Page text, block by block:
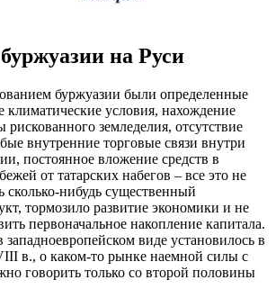
на Руси
буржуазии были определенные
условия, нахождение
земледелия, отсутствие
внутренние торговые связи внутри
постоянное вложение средств в
от татарских набегов – все это не
сколько-нибудь существенный
тормозило развитие экономики и не
первоначальное накопление капитала.
западноевропейском виде установилось в
в., о каком-то рынке наемной силы с
говорить только со второй половины